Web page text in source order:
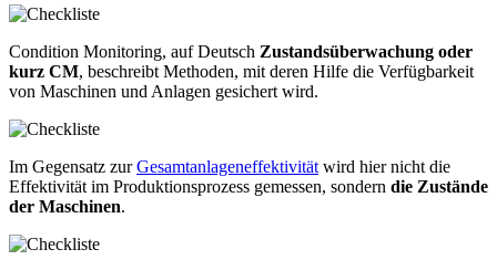
Condition Monitoring, auf Deutsch Zustandsüberwachung oder
kurz CM, beschreibt Methoden, mit deren Hilfe die Verfügbarkeit
von Maschinen und Anlagen gesichert wird.
Im Gegensatz zurGesamtanlageneffektivität wird hier nicht die
Effektivität im Produktionsprozess gemessen, sondern die Zustände
der Maschinen.